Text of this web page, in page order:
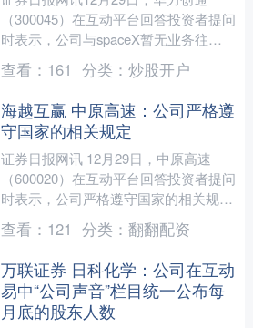
（300045）在互动平台回答投资者提问
时表示，公司与spaceX暂无业务往
来。....
查看： 161 分类： 炒股开户
海越互赢 中原高速：公司严格遵
守国家的相关规定
证券日报网讯 12月29日，中原高速
（600020）在互动平台回答投资者提问
时表示，公司严格遵守国家的相关规
定，切实保障员工的生育权益。....
查看： 121 分类： 翻翻配资
万联证券 日科化学：公司在互动
易中“公司声音”栏目统一公布每
月底的股东人数